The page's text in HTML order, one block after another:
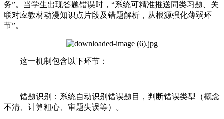
务”。当学生出现答题错误时，“系统可精准推送同类习题、关
联对应教材动漫知识点片段及错题解析，从根源强化薄弱环
节”。
这一机制包含以下环节：
错题识别：系统自动识别错误题目，判断错误类型（概念
不清、计算粗心、审题失误等）。